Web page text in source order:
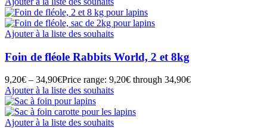
Ajouter à la liste des souhaits
Foin de fléole Rabbits World, 2 et 8kg
9,20€ – 34,90€Price range: 9,20€ through 34,90€
Ajouter à la liste des souhaits
Ajouter à la liste des souhaits